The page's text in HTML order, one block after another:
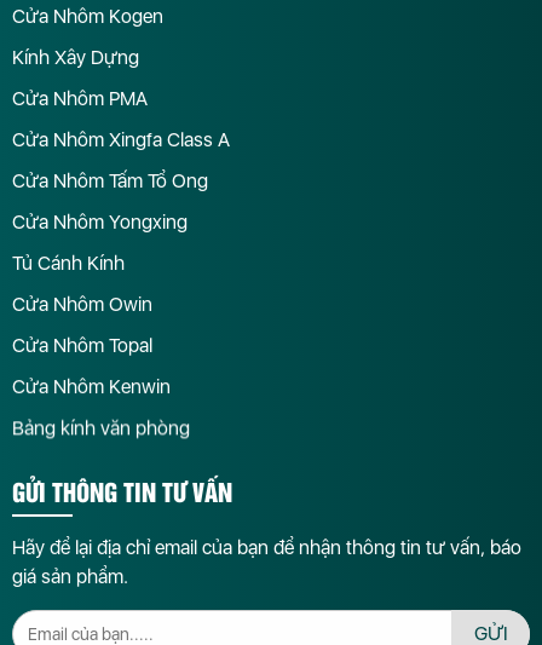
Cửa Nhôm Kogen
Kính Xây Dựng
Cửa Nhôm PMA
Cửa Nhôm Xingfa Class A
Cửa Nhôm Tấm Tổ Ong
Cửa Nhôm Yongxing
Tủ Cánh Kính
Cửa Nhôm Owin
Cửa Nhôm Topal
Cửa Nhôm Kenwin
Bảng kính văn phòng
GỬI THÔNG TIN TƯ VẤN
Hãy để lại địa chỉ email của bạn để nhận thông tin tư vấn, báo
giá sản phẩm.
GỬI